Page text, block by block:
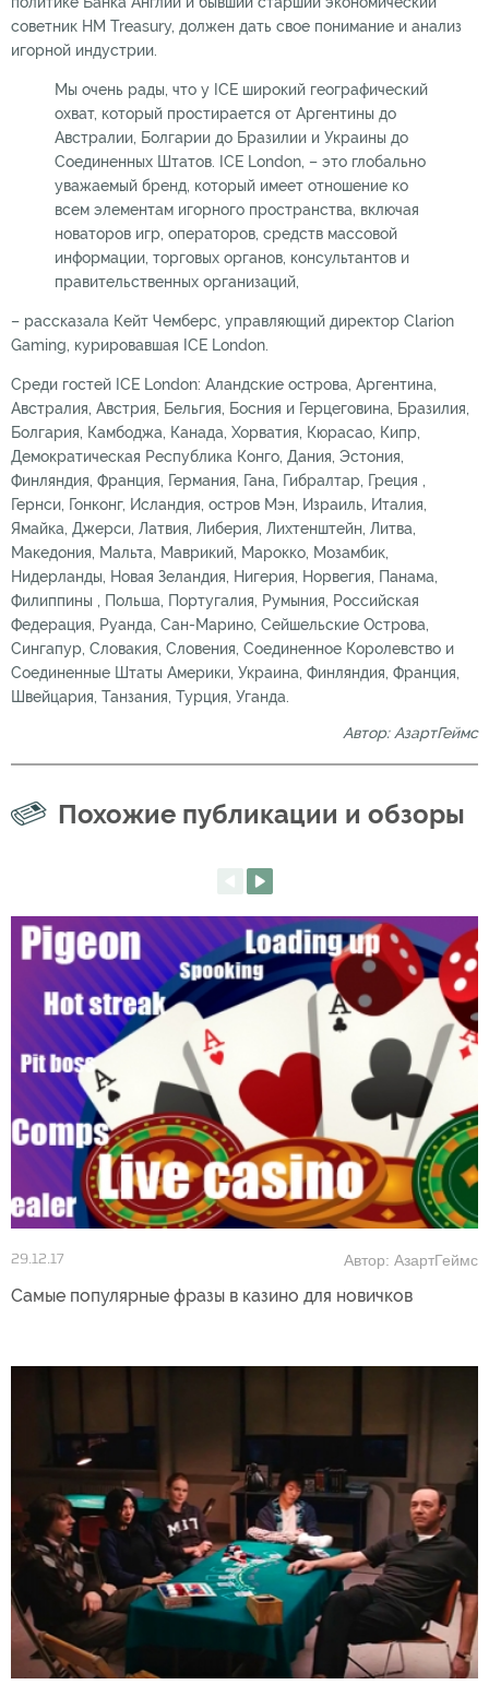
советник HM Treasury, должен дать свое понимание и анализ
игорной индустрии.
Мы очень рады, что у ICE широкий географический
охват, который простирается от Аргентины до
Австралии, Болгарии до Бразилии и Украины до
Соединенных Штатов. ICE London, – это глобально
уважаемый бренд, который имеет отношение ко
всем элементам игорного пространства, включая
новаторов игр, операторов, средств массовой
информации, торговых органов, консультантов и
правительственных организаций,
– рассказала Кейт Чемберс, управляющий директор Clarion
Gaming, курировавшая ICE London.
Среди гостей ICE London: Аландские острова, Аргентина,
Австралия, Австрия, Бельгия, Босния и Герцеговина, Бразилия,
Болгария, Камбоджа, Канада, Хорватия, Кюрасао, Кипр,
Демократическая Республика Конго, Дания, Эстония,
Финляндия, Франция, Германия, Гана, Гибралтар, Греция ,
Гернси, Гонконг, Исландия, остров Мэн, Израиль, Италия,
Ямайка, Джерси, Латвия, Либерия, Лихтенштейн, Литва,
Македония, Мальта, Маврикий, Марокко, Мозамбик,
Нидерланды, Новая Зеландия, Нигерия, Норвегия, Панама,
Филиппины , Польша, Португалия, Румыния, Российская
Федерация, Руанда, Сан-Марино, Сейшельские Острова,
Сингапур, Словакия, Словения, Соединенное Королевство и
Соединенные Штаты Америки, Украина, Финляндия, Франция,
Швейцария, Танзания, Турция, Уганда.
Автор: АзартГеймс
Похожие публикации и обзоры
29.12.17 Автор: АзартГеймс
Самые популярные фразы в казино для новичков